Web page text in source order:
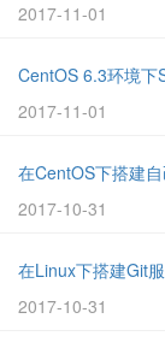
2017-11-01
CentOS 6.3环境下
2017-11-01
在CentOS下搭建
2017-10-31
在Linux下搭建Git
2017-10-31